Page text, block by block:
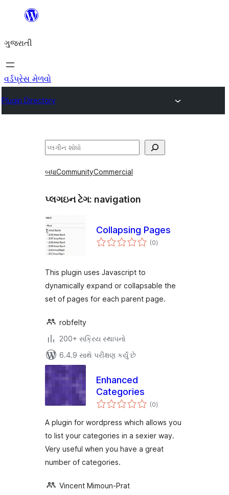
કંટેન્ટ(લખાણ)
જાઓ
ગુજરાતી
વર્ડપ્રેસ મેળવો
Plugin Directory
શોધો
બધાCommunityCommercial
પ્લગઇન ટેગ: navigation
Collapsing Pages
(0કુલ
રેટિંગ્સ
)
This plugin uses Javascript to
dynamically expand or collapsable the
set of pages for each parent page.
robfelty
200+ સક્રિય સ્થાપનો
6.4.9 સાથે પરીક્ષણ કર્યું છે
Enhanced
Categories
(0કુલ
રેટિંગ્સ
)
A plugin for wordpress which allows you
to list your categories in a sexier way.
Very useful when you have a great
number of categories.
Vincent Mimoun-Prat